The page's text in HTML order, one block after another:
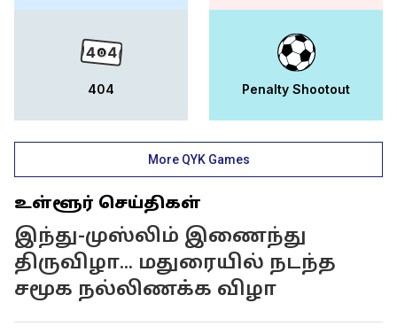
404 Penalty Shootout
More QYK Games
உள்ளூர் செய்திகள்
இந்து-முஸ்லிம் இணைந்து
திருவிழா... மதுரையில் நடந்த
சமூக நல்லிணக்க விழா